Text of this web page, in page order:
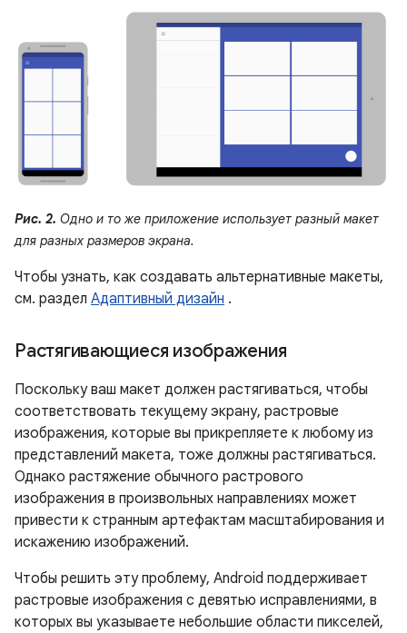
Рис. 2. Одно и то же приложение использует разный макет
для разных размеров экрана.
Чтобы узнать, как создавать альтернативные макеты,
см. раздел Адаптивный дизайн .
Растягивающиеся изображения
Поскольку ваш макет должен растягиваться, чтобы
соответствовать текущему экрану, растровые
изображения, которые вы прикрепляете к любому из
представлений макета, тоже должны растягиваться.
Однако растяжение обычного растрового
изображения в произвольных направлениях может
привести к странным артефактам масштабирования и
искажению изображений.
Чтобы решить эту проблему, Android поддерживает
растровые изображения с девятью исправлениями, в
которых вы указываете небольшие области пикселей,